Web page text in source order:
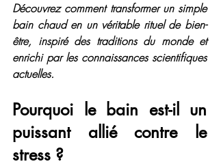
Découvrez comment transformer un simple
bain chaud en un véritable rituel de bien-
être, inspiré des traditions du monde et
enrichi par les connaissances scientifiques
actuelles.
Pourquoi le bain est-il un
puissant allié contre le
stress ?